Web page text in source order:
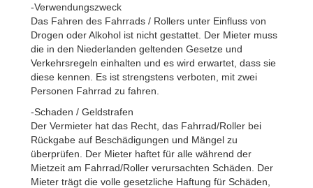
-Verwendungszweck
Das Fahren des Fahrrads / Rollers unter Einfluss von
Drogen oder Alkohol ist nicht gestattet. Der Mieter muss
die in den Niederlanden geltenden Gesetze und
Verkehrsregeln einhalten und es wird erwartet, dass sie
diese kennen. Es ist strengstens verboten, mit zwei
Personen Fahrrad zu fahren.
-Schaden / Geldstrafen
Der Vermieter hat das Recht, das Fahrrad/Roller bei
Rückgabe auf Beschädigungen und Mängel zu
überprüfen. Der Mieter haftet für alle während der
Mietzeit am Fahrrad/Roller verursachten Schäden. Der
Mieter trägt die volle gesetzliche Haftung für Schäden,